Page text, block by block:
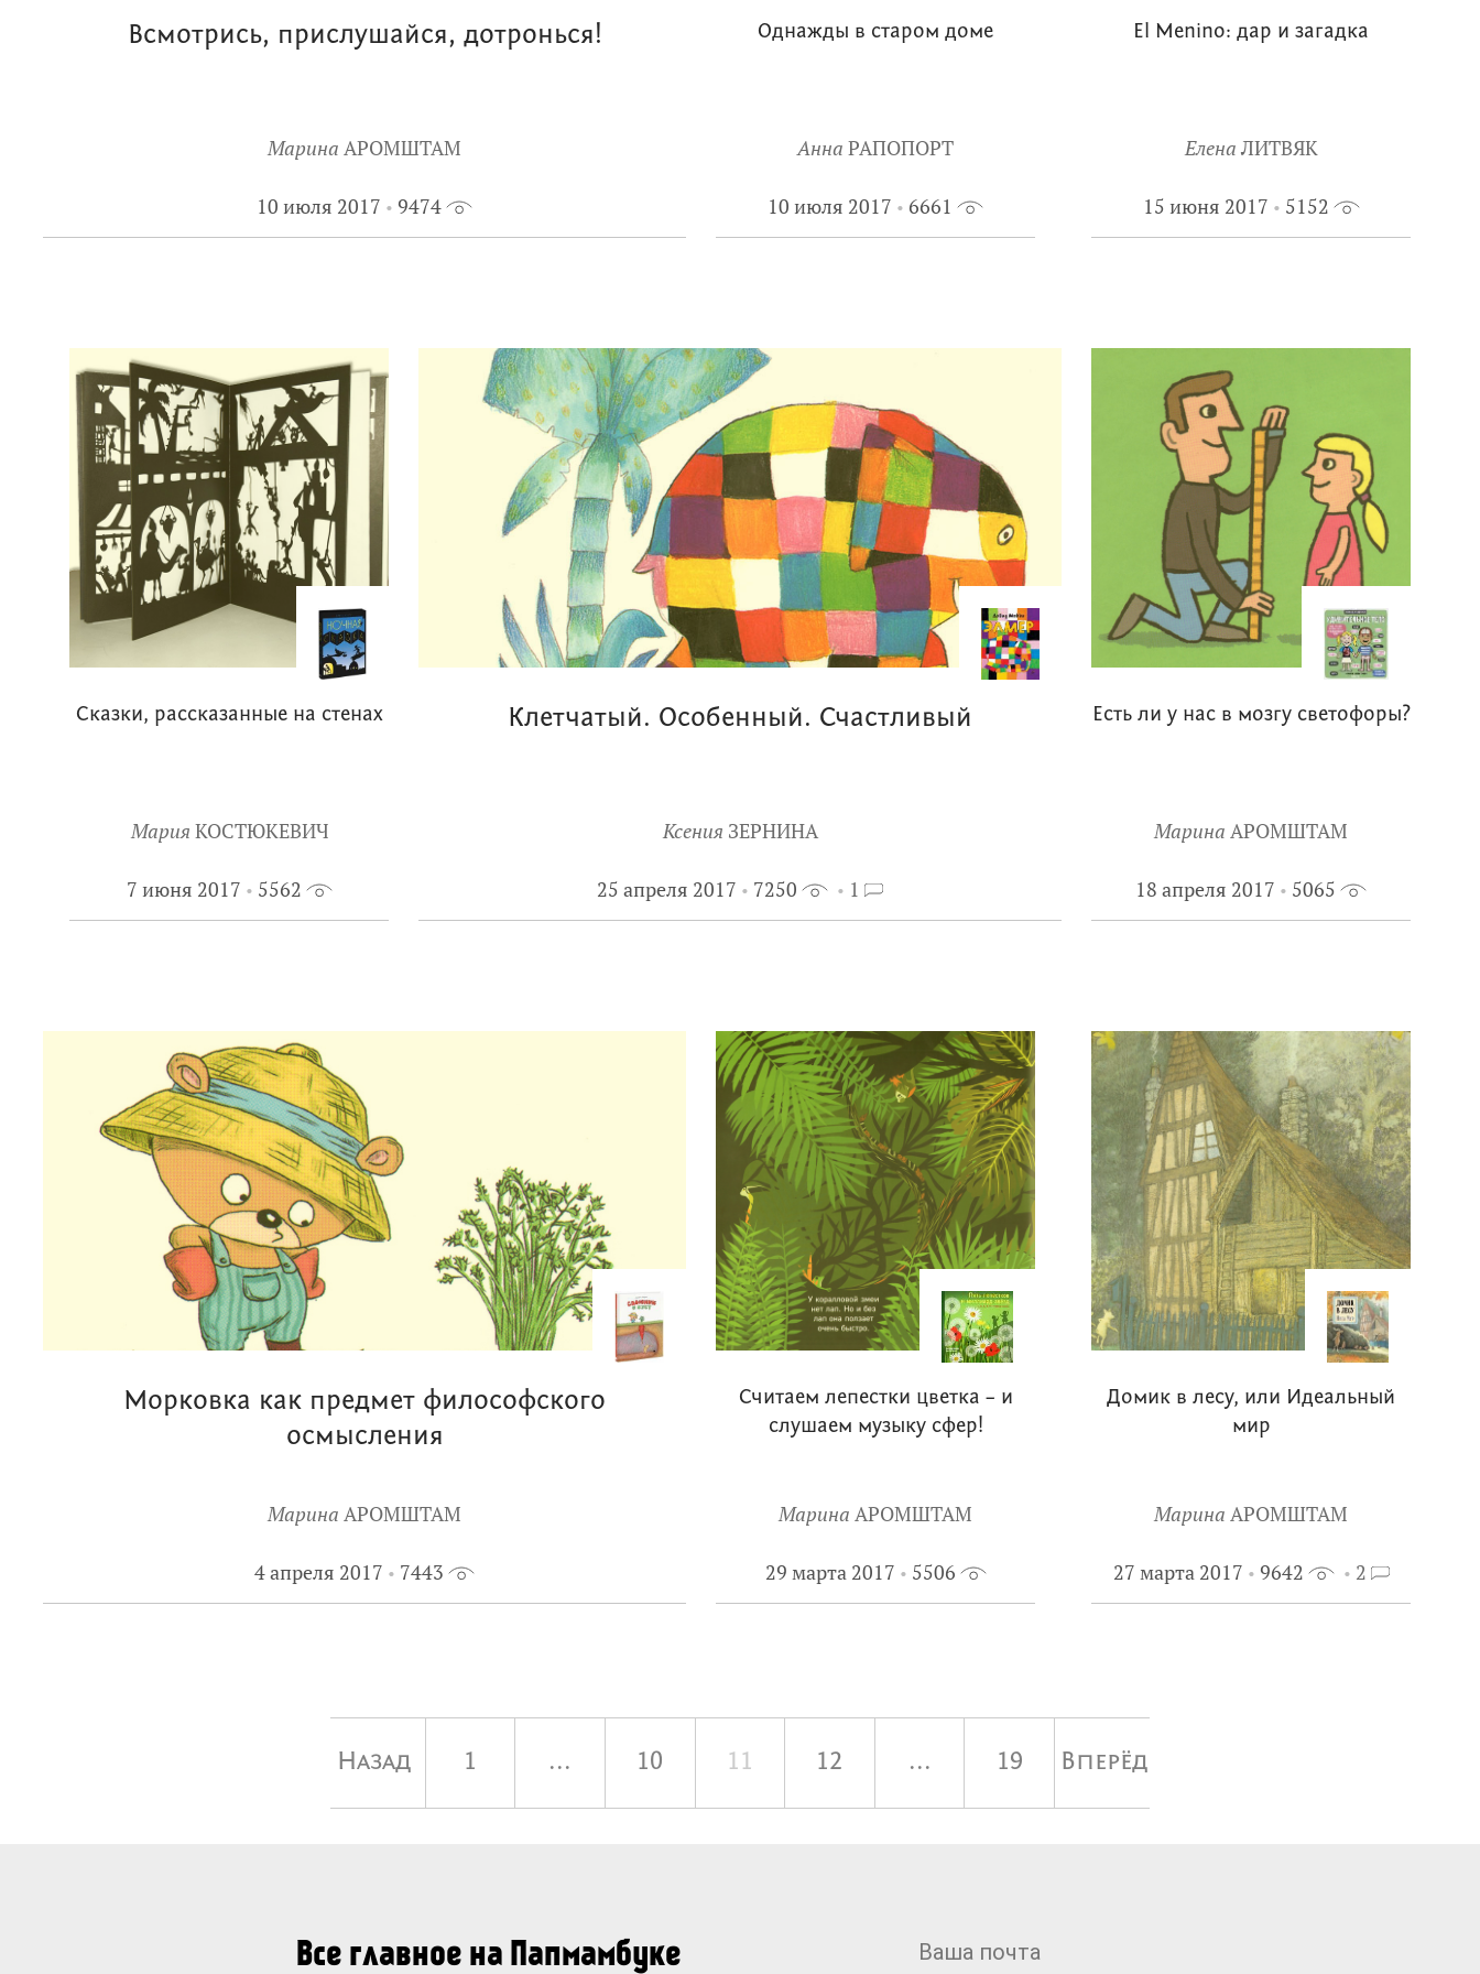
Всмотрись, прислушайся, дотронься!
Марина АРОМШТАМ
10 июля 2017 9474
Однажды в старом доме
Анна РАПОПОРТ
10 июля 2017 6661
El Menino: дар и загадка
Елена ЛИТВЯК
15 июня 2017 5152
Сказки, рассказанные на стенах
Мария КОСТЮКЕВИЧ
7 июня 2017 5562
Клетчатый. Особенный. Счастливый
Ксения ЗЕРНИНА
25 апреля 2017 7250 1
Есть ли у нас в мозгу светофоры?
Марина АРОМШТАМ
18 апреля 2017 5065
Морковка как предмет философского
осмысления
Марина АРОМШТАМ
4 апреля 2017 7443
Считаем лепестки цветка – и
слушаем музыку сфер!
Марина АРОМШТАМ
29 марта 2017 5506
Домик в лесу, или Идеальный
мир
Марина АРОМШТАМ
27 марта 2017 9642 2
Назад 1 ... 10 11 12 ... 19 Вперёд
Все главное на Папмамбуке